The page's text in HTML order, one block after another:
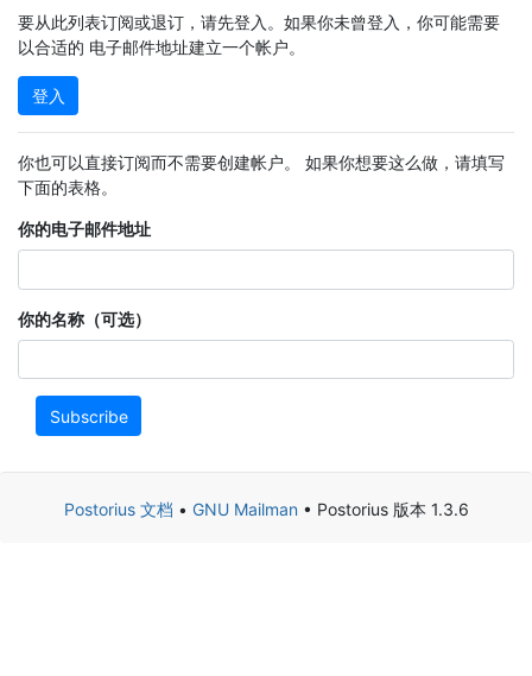
要从此列表订阅或退订，请先登入。如果你未曾登入，你可能需要
以合适的 电子邮件地址建立一个帐户。
登入
你也可以直接订阅而不需要创建帐户。 如果你想要这么做，请填写
下面的表格。
你的电子邮件地址
你的名称（可选）
Subscribe
Postorius 文档 • GNU Mailman• Postorius 版本 1.3.6